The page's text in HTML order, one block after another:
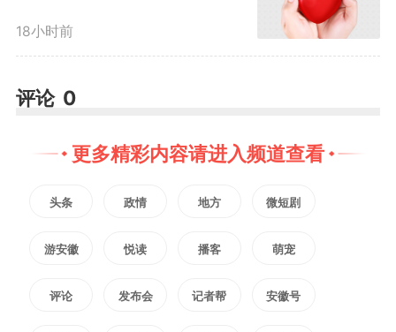
青年志愿者的“志愿红”格外醒目。
他们协助交警维持秩序，向考生免
句“别紧张，我们就在外面等着
你”，最抚慰人心。
18小时前
评论 0
更多精彩内容请进入频道查看
头条 政情 地方 微短剧
游安徽 悦读 播客 萌宠
评论 发布会 记者帮 安徽号